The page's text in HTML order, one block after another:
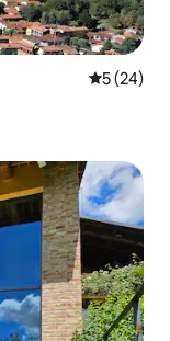
คะแนนเฉลี่
5 (24)